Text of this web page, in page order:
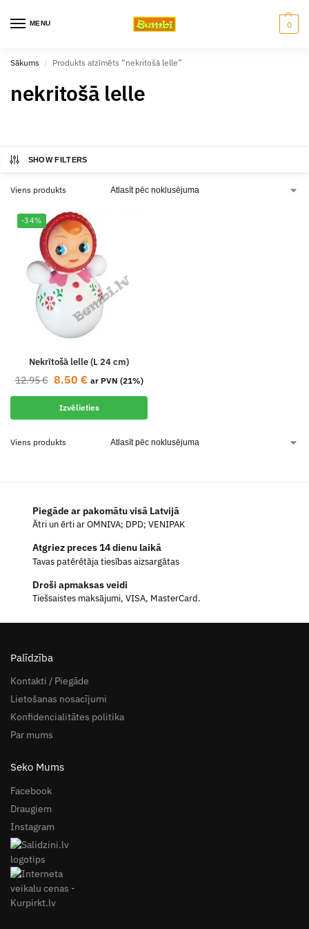
MENU 0
Sākums / Produkts atzīmēts “nekritošā lelle”
nekritošā lelle
SHOW FILTERS
Viens produkts
-34%
Nekrītošā lelle (L 24 cm)
12.95€ 8.50 € ar PVN (21%)
Izvēlieties
Viens produkts
Piegāde ar pakomātu visā Latvijā
Ātri un ērti ar OMNIVA; DPD; VENIPAK
Atgriez preces 14 dienu laikā
Tavas patērētāja tiesības aizsargātas
Droši apmaksas veidi
Tiešsaistes maksājumi, VISA, MasterCard.
Palīdzība
Kontakti / Piegāde
Lietošanas nosacījumi
Konfidencialitātes politika
Par mums
Seko Mums
Facebook
Draugiem
Instagram